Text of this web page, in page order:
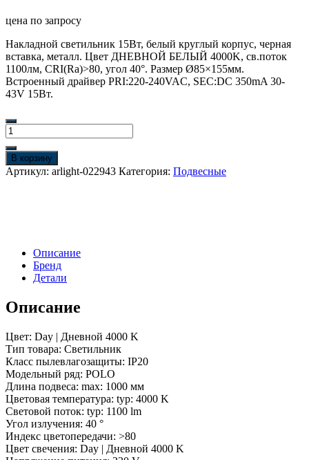
цена по запросу
Накладной светильник 15Вт, белый круглый корпус, черная
вставка, металл. Цвет ДНЕВНОЙ БЕЛЫЙ 4000K, св.поток
1100лм, CRI(Ra)>80, угол 40°. Размер Ø85×155мм.
Встроенный драйвер PRI:220-240VAC, SEC:DC 350mA 30-
43V 15Вт.
Количество
товара
Светильник
подвесной
SP-
White
40deg
(White,
Ring)
(Arlight,
Металл,
3
года)
В корзину
Артикул: arlight-022943 Категория: Подвесные
Описание
Бренд
Детали
Описание
Цвет: Day | Дневной 4000 K
Тип товара: Светильник
Класс пылевлагозащиты: IP20
Модельный ряд: POLO
Длина подвеса: max: 1000 мм
Цветовая температура: typ: 4000 K
Световой поток: typ: 1100 lm
Угол излучения: 40 °
Индекс цветопередачи: >80
Цвет свечения: Day | Дневной 4000 K